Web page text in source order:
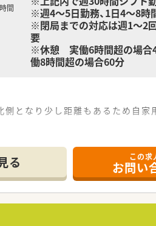
間
※週4～5日勤務、1日4～8時
※閉局までの対応は週1～2
要
※休憩 実働6時間超の場合
働8時間超の場合60分
となり少し距離もあるため自
、薬剤師の所属人数は正社員2名
の調剤薬局を展開中している地
ーズで急なお休みなども対応可
望休は取得しやすい環境です。
る この求
お問い